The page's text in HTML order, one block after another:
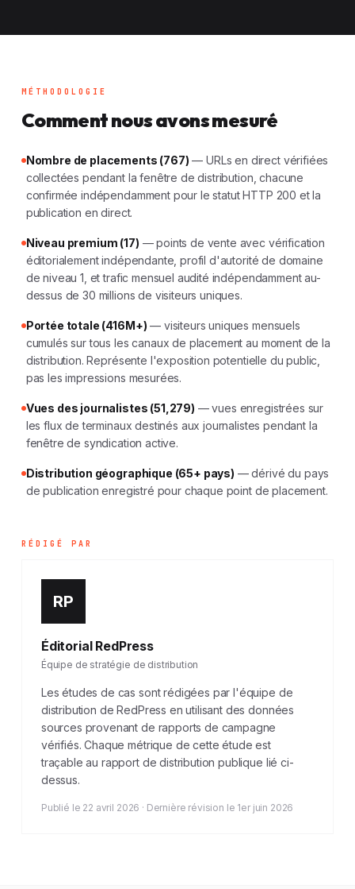
MÉTHODOLOGIE
Comment nous avons mesuré
Nombre de placements (767) — URLs en direct vérifiées
collectées pendant la fenêtre de distribution, chacune
confirmée indépendamment pour le statut HTTP 200 et la
publication en direct.
Niveau premium (17) — points de vente avec vérification
éditorialement indépendante, profil d'autorité de domaine
de niveau 1, et trafic mensuel audité indépendamment au-
dessus de 30 millions de visiteurs uniques.
Portée totale (416M+) — visiteurs uniques mensuels
cumulés sur tous les canaux de placement au moment de la
distribution. Représente l'exposition potentielle du public,
pas les impressions mesurées.
Vues des journalistes (51,279) — vues enregistrées sur
les flux de terminaux destinés aux journalistes pendant la
fenêtre de syndication active.
Distribution géographique (65+ pays) — dérivé du pays
de publication enregistré pour chaque point de placement.
RÉDIGÉ PAR
RP
Éditorial RedPress
Équipe de stratégie de distribution
Les études de cas sont rédigées par l'équipe de
distribution de RedPress en utilisant des données
sources provenant de rapports de campagne
vérifiés. Chaque métrique de cette étude est
traçable au rapport de distribution publique lié ci-
dessus.
Publié le 22 avril 2026 · Dernière révision le 1er juin 2026